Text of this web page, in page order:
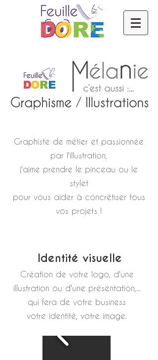
Graphiste de métier et passionnée
par l'illustration,
j'aime prendre le pinceau ou le
stylet
pour vous aider à concrétiser tous
vos projets !
Identité visuelle
Création de votre logo, d'une
illustration ou d'une présentation,...
qui fera de votre business
votre identité, votre image.